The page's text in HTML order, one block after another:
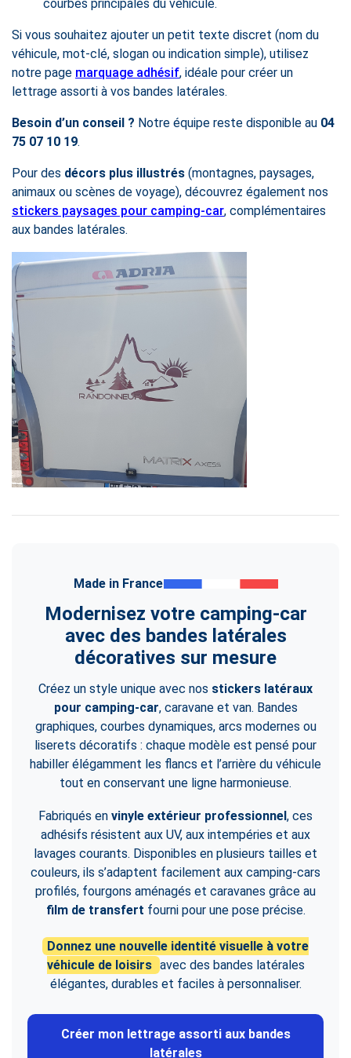
courbes principales du véhicule.
Si vous souhaitez ajouter un petit texte discret (nom du
véhicule, mot-clé, slogan ou indication simple), utilisez
notre page marquage adhésif, idéale pour créer un
lettrage assorti à vos bandes latérales.
Besoin d’un conseil ? Notre équipe reste disponible au 04
75 07 10 19.
Pour des décors plus illustrés (montagnes, paysages,
animaux ou scènes de voyage), découvrez également nos
stickers paysages pour camping-car, complémentaires
aux bandes latérales.
Made in France
Modernisez votre camping-car
avec des bandes latérales
décoratives sur mesure
Créez un style unique avec nos stickers latéraux
pour camping-car, caravane et van. Bandes
graphiques, courbes dynamiques, arcs modernes ou
liserets décoratifs : chaque modèle est pensé pour
habiller élégamment les flancs et l’arrière du véhicule
tout en conservant une ligne harmonieuse.
Fabriqués en vinyle extérieur professionnel, ces
adhésifs résistent aux UV, aux intempéries et aux
lavages courants. Disponibles en plusieurs tailles et
couleurs, ils s’adaptent facilement aux camping-cars
profilés, fourgons aménagés et caravanes grâce au
film de transfert fourni pour une pose précise.
Donnez une nouvelle identité visuelle à votre
véhicule de loisirs avec des bandes latérales
élégantes, durables et faciles à personnaliser.
Créer mon lettrage assorti aux bandes
latérales